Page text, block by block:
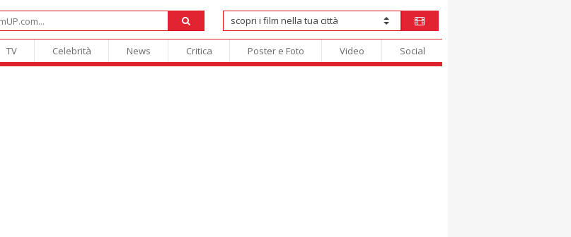
TV Celebrità News Critica Poster e Foto Video Social